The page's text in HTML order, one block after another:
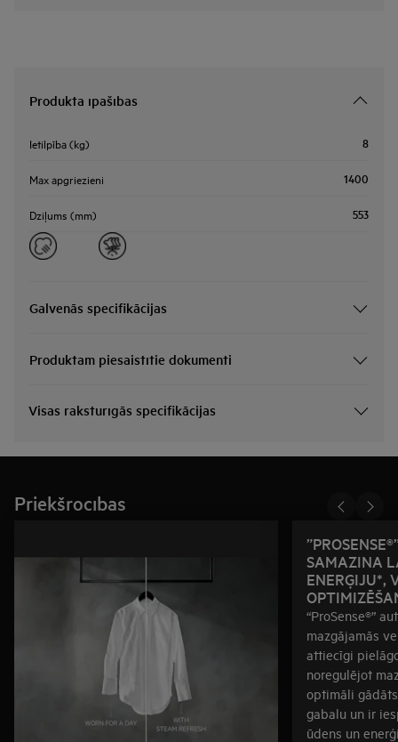
Produkta īpašības
Ietilpība (kg) 8
Max apgriezieni 1400
Dziļums (mm) 553
Galvenās specifikācijas
Produktam piesaistītie dokumenti
Visas raksturīgās specifikācijas
Priekšrocības
SAMAZINA
ENERĢIJU*,
“ProSense®”
mazgājamās
attiecīgi
noregulējot
optimāli
gabalu un ir
ūdens un